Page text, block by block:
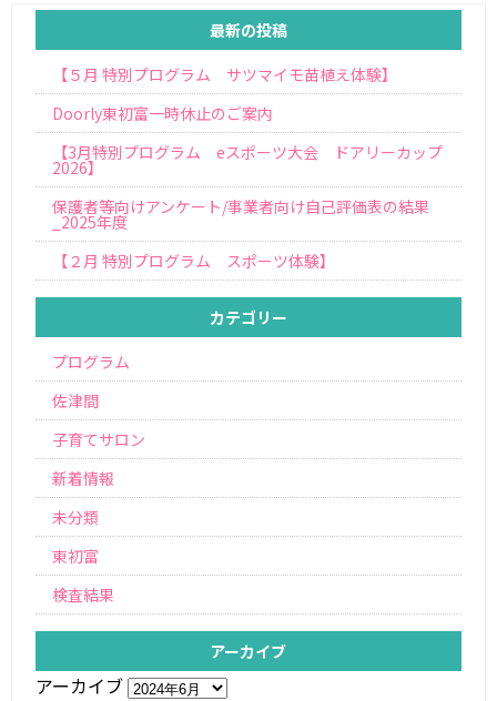
最新の投稿
【５月 特別プログラム サツマイモ苗植え体験】
Doorly東初富一時休止のご案内
【3月特別プログラム eスポーツ大会 ドアリーカップ
2026】
保護者等向けアンケート/事業者向け自己評価表の結果
_2025年度
【２月 特別プログラム スポーツ体験】
カテゴリー
プログラム
佐津間
子育てサロン
新着情報
未分類
東初富
検査結果
アーカイブ
アーカイブ